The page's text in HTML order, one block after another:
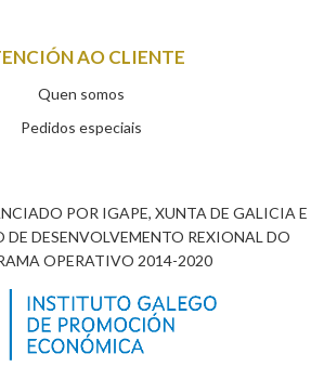
AO CLIENTE
Quen somos
Pedidos especiais
POR IGAPE, XUNTA DE GALICIA E
DE DESENVOLVEMENTO REXIONAL DO
OPERATIVO 2014-2020